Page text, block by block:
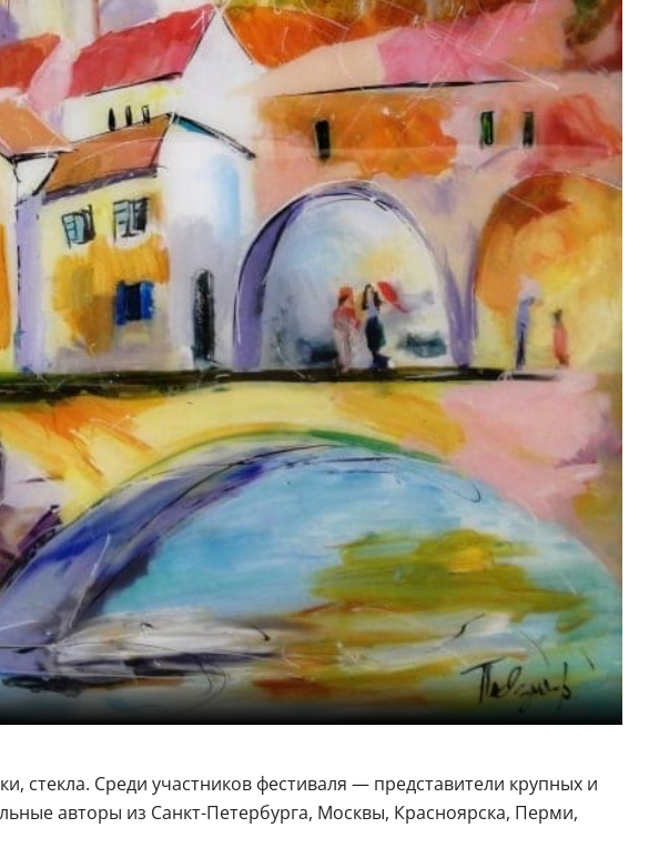
стекла. Среди участников фестиваля — представители крупных и
авторы из Санкт-Петербурга, Москвы, Красноярска, Перми,